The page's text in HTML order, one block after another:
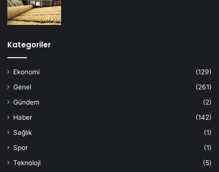
Kategoriler
Ekonomi
(129)
Genel
(261)
Gündem
(2)
Haber
(142)
Sağlık
(1)
Spor
(1)
Teknoloji
(5)